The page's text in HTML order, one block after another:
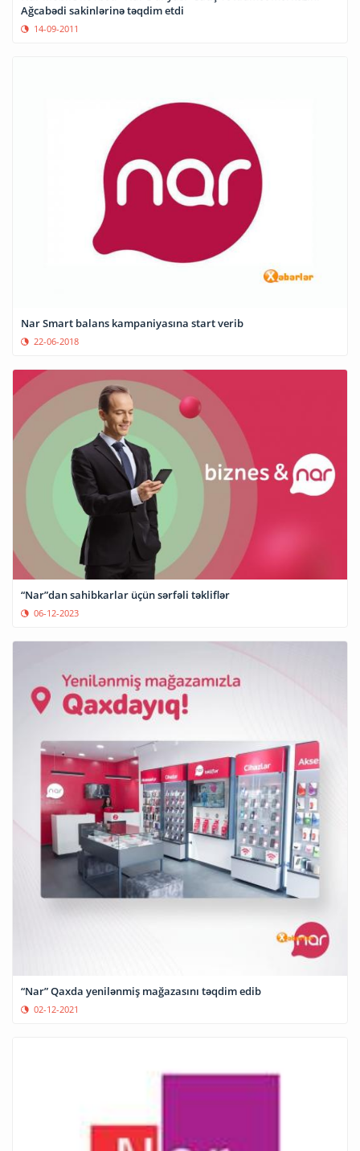
Ağcabədi sakinlərinə təqdim etdi
14-09-2011
Nar Smart balans kampaniyasına start verib
22-06-2018
“Nar”dan sahibkarlar üçün sərfəli təkliflər
06-12-2023
“Nar” Qaxda yenilənmiş mağazasını təqdim edib
02-12-2021